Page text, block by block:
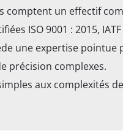
comptent un effectif
ISO 9001 : 2015, IATF
une expertise
précision complexes.
aux complexités